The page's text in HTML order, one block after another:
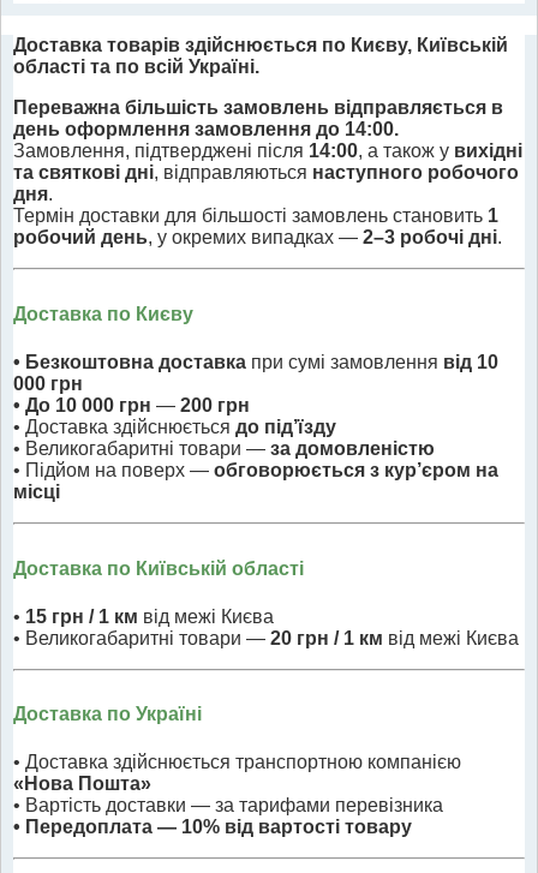
Доставка товарів здійснюється по Києву, Київській
області та по всій Україні.
Переважна більшість замовлень відправляється в
день оформлення замовлення до 14:00.
Замовлення, підтверджені після 14:00, а також у вихідні
та святкові дні, відправляються наступного робочого
дня.
Термін доставки для більшості замовлень становить 1
робочий день, у окремих випадках — 2–3 робочі дні.
Доставка по Києву
• Безкоштовна доставка при сумі замовлення від 10
000 грн
• До 10 000 грн — 200 грн
• Доставка здійснюється до під’їзду
• Великогабаритні товари — за домовленістю
• Підйом на поверх — обговорюється з кур’єром на
місці
Доставка по Київській області
• 15 грн / 1 км від межі Києва
• Великогабаритні товари — 20 грн / 1 км від межі Києва
Доставка по Україні
• Доставка здійснюється транспортною компанією
«Нова Пошта»
• Вартість доставки — за тарифами перевізника
• Передоплата — 10% від вартості товару